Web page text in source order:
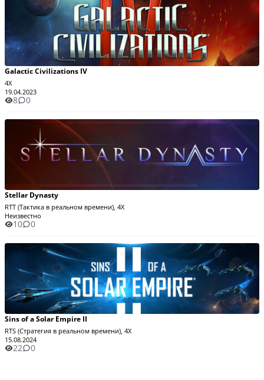
Galactic Civilizations IV
4X
19.04.2023
8 0
Stellar Dynasty
RTT (Тактика в реальном времени), 4X
Неизвестно
10 0
Sins of a Solar Empire II
RTS (Стратегия в реальном времени), 4X
15.08.2024
22 0